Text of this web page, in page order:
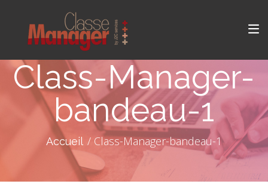
Class-Manager-
bandeau-1
Accueil Class-Manager-bandeau-1